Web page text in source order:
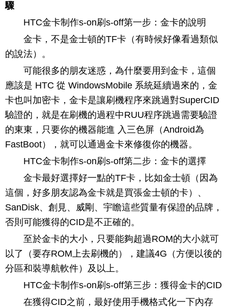
驟
HTC金卡制作s-on刷s-off第一步：金卡的說明
金卡，不是金士頓的TF卡（有時候好像看過類似
的說法）。
可能很多的朋友迷惑，為什麼要用到金卡，這個
應該是 HTC 從 WindowsMobile 系統延續過來的，金
卡也叫加密卡，金卡是讓刷機程序來跳過對SuperCID
驗證的，就是在刷機的過程中RUU程序跳過需要驗證
的東東，只要你的機器能進 入三色屏（Android為
FastBoot），就可以通過金卡來修復你的機器。
HTC金卡制作s-on刷s-off第二步：金卡的選擇
金卡最好選擇好一點的TF卡，比如金士頓（因為
這個，好多朋友認為金卡就是買張金士頓的卡）、
SanDisk、創見、威剛、宇瞻這些質量有保證的品牌，
否則可能獲得的CID是不正確的。
至於金卡的大小，只要能夠超過ROM的大小就可
以了（要存ROM上去刷機的），建議4G（方便以後的
分區和裝導航軟件）及以上。
HTC金卡制作s-on刷s-off第三步：獲得金卡的CID
在獲得CID之前，最好使用手機格式化一下內存